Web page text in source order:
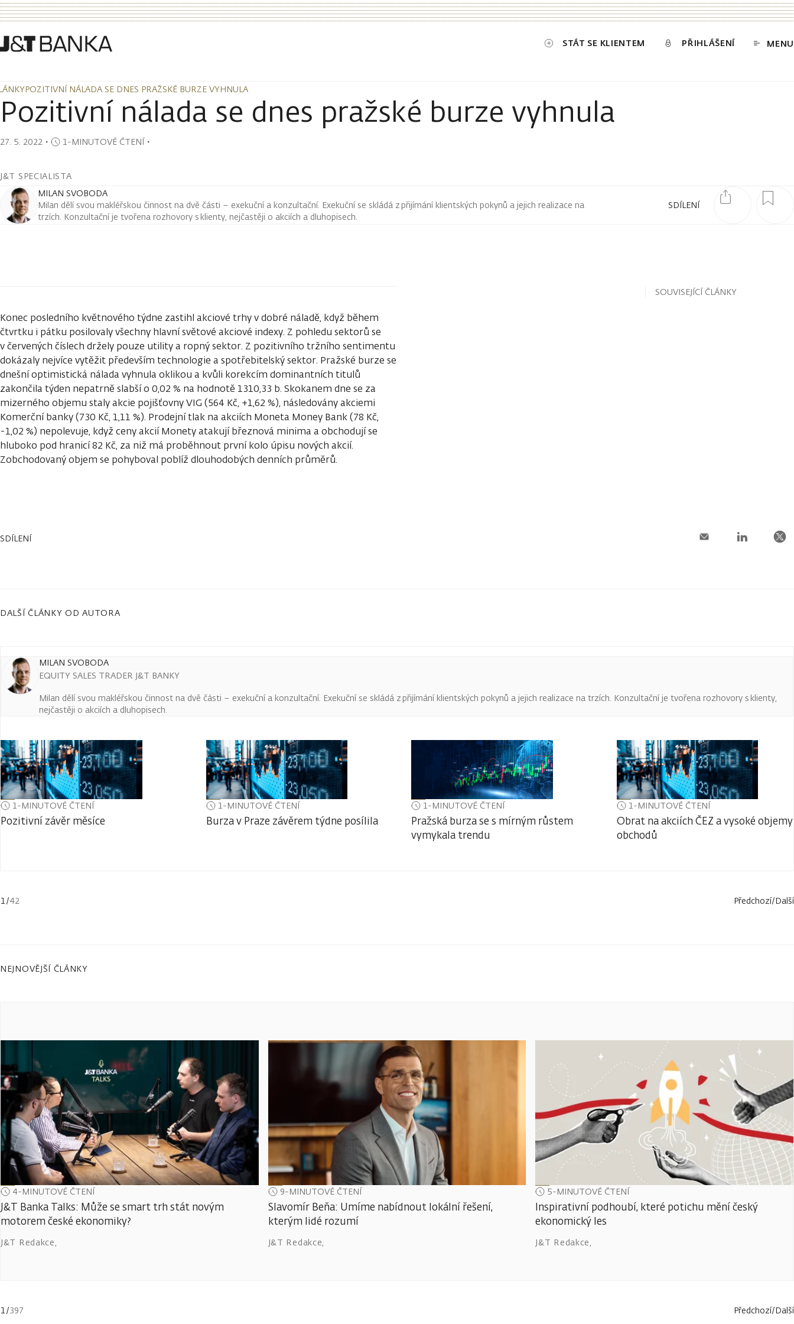
STÁT SE KLIENTEM PŘIHLÁŠENÍ MENU
POZITIVNÍ NÁLADA SE DNES PRAŽSKÉ BURZE VYHNULA
POZITIVNÍ NÁLADA SE DNES PRAŽSKÉ BURZE VYHNULA
Pozitivní nálada se dnes pražské burze vyhnula
27. 5. 2022 ・ 1-MINUTOVÉ ČTENÍ・
J&T SPECIALISTA
SDÍLENÍ
MILAN SVOBODA
Milan dělí svou makléřskou činnost na dvě části – exekuční a konzultační. Exekuční se skládá z přijímání klientských pokynů a jejich realizace na
trzích. Konzultační je tvořena rozhovory s klienty, nejčastěji o akciích a dluhopisech.
Konec posledního květnového týdne zastihl akciové trhy v dobré náladě, když během
čtvrtku i pátku posilovaly všechny hlavní světové akciové indexy. Z pohledu sektorů se
v červených číslech držely pouze utility a ropný sektor. Z pozitivního tržního sentimentu
dokázaly nejvíce vytěžit především technologie a spotřebitelský sektor. Pražské burze se
dnešní optimistická nálada vyhnula oklikou a kvůli korekcím dominantních titulů
zakončila týden nepatrně slabší o 0,02 % na hodnotě 1310,33 b. Skokanem dne se za
mizerného objemu staly akcie pojišťovny VIG (564 Kč, +1,62 %), následovány akciemi
Komerční banky (730 Kč, 1,11 %). Prodejní tlak na akciích Moneta Money Bank (78 Kč,
-1,02 %) nepolevuje, když ceny akcií Monety atakují březnová minima a obchodují se
hluboko pod hranicí 82 Kč, za niž má proběhnout první kolo úpisu nových akcií.
Zobchodovaný objem se pohyboval poblíž dlouhodobých denních průměrů.
SOUVISEJÍCÍ ČLÁNKY
SDÍLENÍ
DALŠÍ ČLÁNKY OD AUTORA
MILAN SVOBODA
EQUITY SALES TRADER J&T BANKY
Milan dělí svou makléřskou činnost na dvě části – exekuční a konzultační. Exekuční se skládá z přijímání klientských pokynů a jejich realizace na trzích. Konzultační je tvořena rozhovory s klienty,
nejčastěji o akciích a dluhopisech.
1-MINUTOVÉ ČTENÍ
Pozitivní závěr měsíce
1-MINUTOVÉ ČTENÍ
Burza v Praze závěrem týdne posílila
1-MINUTOVÉ ČTENÍ
Pražská burza se s mírným růstem
vymykala trendu
1-MINUTOVÉ ČTENÍ
Obrat na akciích ČEZ a vysoké objemy
obchodů
1 /42 Předchozí/Další
NEJNOVĚJŠÍ ČLÁNKY
4-MINUTOVÉ ČTENÍ
J&T Banka Talks: Může se smart trh stát novým
motorem české ekonomiky?
J&T Redakce,
9-MINUTOVÉ ČTENÍ
Slavomír Beňa: Umíme nabídnout lokální řešení,
kterým lidé rozumí
J&T Redakce,
5-MINUTOVÉ ČTENÍ
Inspirativní podhoubí, které potichu mění český
ekonomický les
J&T Redakce,
1/397 Předchozí/Další